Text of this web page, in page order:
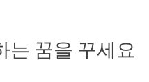
는 꿈을 꾸세요